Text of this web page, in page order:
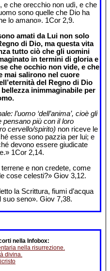
e che orecchio non udì, e che
sono quelle che Dio ha
lo amano». 1Cor 2,9.
amati da Lui non solo
di Dio, ma questa vita
tutto ciò che gli uomini
in termini di gloria e
che occhio non vide, e che
mai salirono nel cuore
del Regno di Dio
inimmaginabile per
l’uomo ‘dell’anima’, cioè gli
pensano più con il loro
cervello/spirito) non riceve le
esse sono pazzia per lui; e
devono essere giudicate
1Cor 2,14.
e non credete, come
cose celesti?» Giov 3,12.
la Scrittura, fiumi d’acqua
suo seno». Giov 7,38.
nella Infobox:
nella risurrezione.
divina.